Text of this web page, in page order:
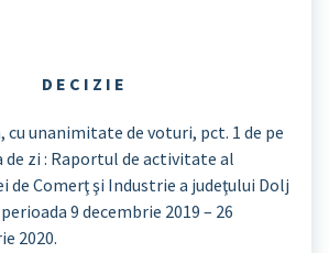
D E C I Z I E
cu unanimitate de voturi, pct. 1 de pe
de zi : Raportul de activitate al
de Comerţ şi Industrie a judeţului Dolj
9 decembrie 2019 – 26
2020.